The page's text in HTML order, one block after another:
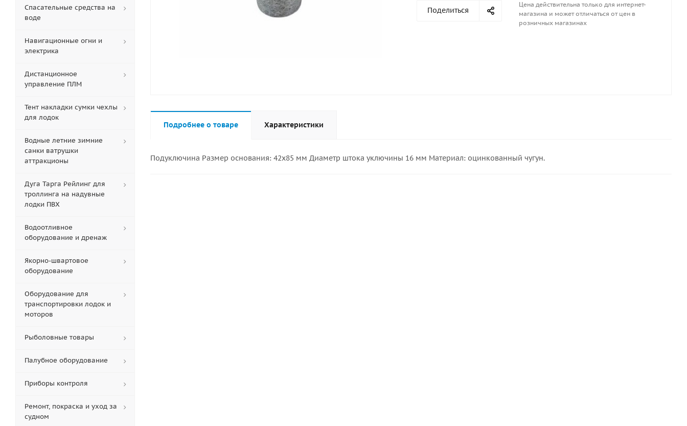
Поделиться
Цена действительна только для интернет-
магазина и может отличаться от цен в
розничных магазинах
Подробнее о товаре Характеристики
Подуключина Размер основания: 42х85 мм Диаметр штока уключины 16 мм Материал: оцинкованный чугун.
Спасательные средства на
воде
Навигационные огни и
электрика
Дистанционное
управление ПЛМ
Тент накладки сумки чехлы
для лодок
Водные летние зимние
санки ватрушки
аттракционы
Дуга Тарга Рейлинг для
троллинга на надувные
лодки ПВХ
Водоотливное
оборудование и дренаж
Якорно-швартовое
оборудование
Оборудование для
транспортировки лодок и
моторов
Рыболовные товары
Палубное оборудование
Приборы контроля
Ремонт, покраска и уход за
судном